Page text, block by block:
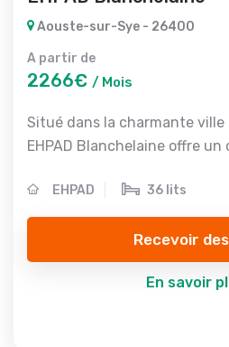
Aouste-sur-Sye - 26400
A partir de
2266€ / Mois
Situé dans la charmante ville
EHPAD Blanchelaine offre un
EHPAD 36 lits
Recevoir
En savoir